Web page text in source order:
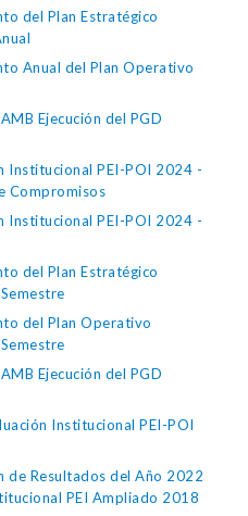
del Plan Estratégico
Anual del Plan Operativo
Ejecución del PGD
Institucional PEI-POI 2024 -
Compromisos
Institucional PEI-POI 2024 -
del Plan Estratégico
del Plan Operativo
Ejecución del PGD
Institucional PEI-POI
de Resultados del Año 2022
PEI Ampliado 2018